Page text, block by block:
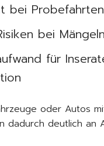
bei Probefahrten
bei Mängeln
für
oder Autos
dadurch deutlich an